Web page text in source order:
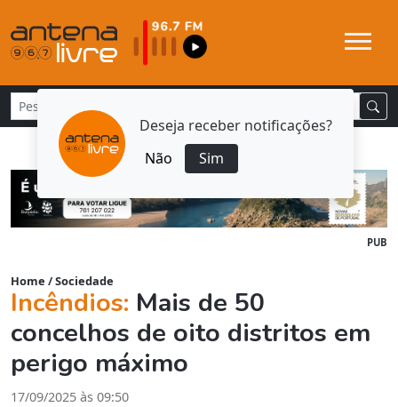
Deseja receber notificações?
Não
Sim
PUB
Home /Sociedade
Incêndios: Mais de 50
concelhos de oito distritos em
perigo máximo
17/09/2025 às 09:50